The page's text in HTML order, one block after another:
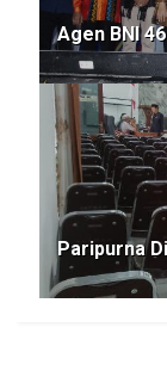
Agen BNI
Paripurna